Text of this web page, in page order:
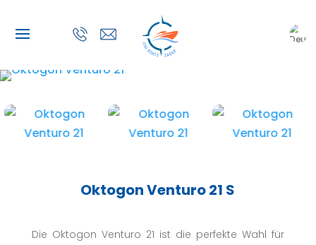
Oktogon Venturo 21 S
Die Oktogon Venturo 21 ist die perfekte Wahl für